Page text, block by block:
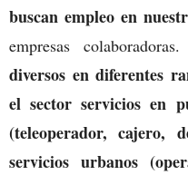
buscan empleo en
empresas
diversos en diferentes
el sector servicios en
(teleoperador, cajero,
servicios urbanos